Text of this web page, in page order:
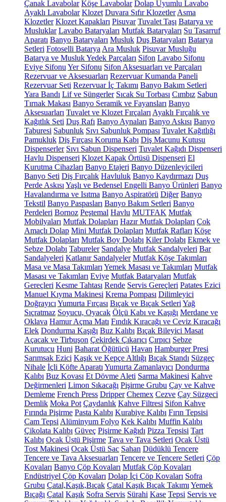
Çanak Lavabolar Köşe Lavabolar Dolap Uyumlu Lavabo
Ayaklı Lavabolar Klozet Duvara Sıfır Klozetler Asma
Klozetler Klozet Kapakları Pisuvar Tuvalet Taşı Batarya ve
Musluklar Lavabo Bataryaları Mutfak Bataryaları Su Tasarruf
Aparatı Banyo Bataryaları Musluk Duş Bataryaları Batarya
Setleri Fotoselli Batarya Ara Musluk Pisuvar Musluğu
Batarya ve Musluk Yedek Parçaları Sifon Lavabo Sifonu
Eviye Sifonu Yer Sifonu Sifon Aksesuarları ve Parçaları
Rezervuar ve Aksesuarları Rezervuar Kumanda Paneli
Rezervuar Seti Rezervuar İç Takımı Banyo Bakım Setleri
Yara Bandı Lif ve Süngerler Sıcak Su Torbası Cımbız Sabun
Tırnak Makası Banyo Seramik ve Fayansları Banyo
Aksesuarları Tuvalet ve Klozet Fırçaları Ayaklı Fırçalık ve
Kağıtlık Seti Duş Rafı Banyo Aynaları Banyo Askısı Banyo
Taburesi Sabunluk Sıvı Sabunluk Pompası Tuvalet Kağıtlığı
Pamukluk Diş Fırçası Koruma Kabı Diş Macunu Kutusu
Dispenserler Sıvı Sabun Dispenseri Tuvalet Kağıdı Dispenseri
Havlu Dispenseri Klozet Kapak Örtüsü Dispenseri El
Kurutma Cihazları Banyo Etajeri Banyo Düzenleyicileri
Banyo Seti Diş Fırçalık Havluluk Banyo Kaydırmazı Duş
Perde Askısı Yaşlı ve Bedensel Engelli Banyo Ürünleri Banyo
Havalandırma ve Isıtma Banyo Aspiratörü Diğer Banyo
Tekstil Banyo Paspasları Banyo Bakım Setleri Banyo
Perdeleri Bornoz Peştemal Havlu MUTFAK Mutfak
Mobilyaları Mutfak Dolapları Hazır Mutfak Dolapları Çok
Amaçlı Dolap Mini Mutfak Dolapları Mutfak Rafları Köşe
Mutfak Dolapları Mutfak Boy Dolabı Kiler Dolabı Ekmek ve
Sebze Dolabı Tabureler Sandalye Mutfak Sandalyeleri Bar
Sandalyeleri Katlanır Sandalyeler Mutfak Köşe Takımları
Masa ve Masa Takımları Yemek Masası ve Takımları Mutfak
Masası ve Takımları Eviye Mutfak Bataryaları Mutfak
Gereçleri Kesme Tahtası Rende Servis Gereçleri Patates Ezici
Manuel Kıyma Makinesi Krema Pompası Dilimleyici
Doğrayıcı Yumurta Fırçası Bıçak ve Bıçak Setleri Yağ
Sıçratmaz Soyucu, Oyacak Ölçü Kabı ve Kaşığı Merdane ve
Oklava Hamur Açma Matı Fındık Kıracağı ve Ceviz Kıracağı
Elek Dondurma Kaşığı Buz Kalıbı Bıçak Bileyici Masat
Açacak ve Tirbuşon Çekirdek Çıkarıcı Çırpıcı Sebze
Kurutucu Huni Baharat Öğütücü Havan Hamburger Presi
Sarımsak Ezici Kaşık ve Kepçe Altlığı Bıçak Standı Süzgeç
Nihale İçli Köfte Aparatı Yumurta Zamanlayıcı Dondurma
Kalıbı Buz Kovası Et Dövme Aleti Sarma Makinesi Kahve
Değirmenleri Limon Sıkacağı Pişirme Grubu Çay ve Kahve
Demleme French Press Dripper Chemex Cezve Çay Süzgeci
Demlik Moka Pot Çaydanlık Kahve Filtresi Sifon Kahve
Fırında Pişirme Pasta Kalıbı Kurabiye Kalıbı Fırın Tepsisi
Cam Tepsi Alüminyum Folyo Kek Kalıbı Muffin Kalıbı
Çikolata Kalıbı Güveç Pişirme Kağıdı Pizza Tepsisi Tart
Kalıbı Ocak Üstü Pişirme Tava ve Tava Setleri Ocak Üstü
Tost Makinesi Ocak Üstü Sac Sahan Düdüklü Tencere
Tencere ve Tava Aksesuarları Tencere ve Tencere Setleri Çöp
Kovaları Banyo Çöp Kovaları Mutfak Çöp Kovaları
Endüstriyel Çöp Kovaları Dolap İçi Çöp Kovaları Sofra
Grubu Çatal,Kaşık,Bıçak Çatal Kaşık Bıçak Takımı Yemek
Bıçağı Çatal Kaşık Sofra Servis Sürahi Kase Tepsi Servis ve